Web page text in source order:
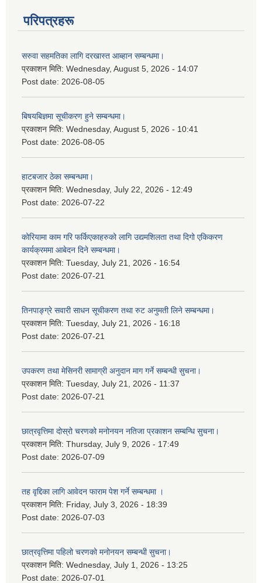
परिपत्रहरू
सरुवा सहमतिका लागि दरखास्त आब्हान सम्बन्धमा।
प्रकाशन मिति: Wednesday, August 5, 2026 - 14:07
Post date: 2026-08-05
बिषयबिज्ञमा सूचीकरण हुने सम्बन्धमा।
प्रकाशन मिति: Wednesday, August 5, 2026 - 10:41
Post date: 2026-08-05
हाटबजार ठेका सम्बन्धमा।
प्रकाशन मिति: Wednesday, July 22, 2026 - 12:49
Post date: 2026-07-22
कोरियामा काम गरि फर्किएकाहरुको लागि उद्यमशिलता तथा दिगो एकिकरण
कार्यक्रममा आबेदन दिने सम्बन्धमा।
प्रकाशन मिति: Tuesday, July 21, 2026 - 16:54
Post date: 2026-07-21
तिनपाङ्ग्रे सवारी साधन सूचीकरण तथा रुट अनुमती लिने सम्बन्धमा।
प्रकाशन मिति: Tuesday, July 21, 2026 - 16:18
Post date: 2026-07-21
उपकरण तथा मेसिनरी सामाग्री अनुदान माग गर्ने सम्बन्धी सुचना।
प्रकाशन मिति: Tuesday, July 21, 2026 - 11:37
Post date: 2026-07-21
छात्रवृत्तिमा दोस्रो चरणको मनोनयन नतिजा प्रकाशन सम्बन्धि सुचना।
प्रकाशन मिति: Thursday, July 9, 2026 - 17:49
Post date: 2026-07-09
तह वृद्दिका लागि आवेदन फाराम पेश गर्ने सम्बन्धमा ।
प्रकाशन मिति: Friday, July 3, 2026 - 18:39
Post date: 2026-07-03
छात्रवृत्तिमा पहिलो चरणको मनोनयन सम्बन्धी सुचना।
प्रकाशन मिति: Wednesday, July 1, 2026 - 13:25
Post date: 2026-07-01